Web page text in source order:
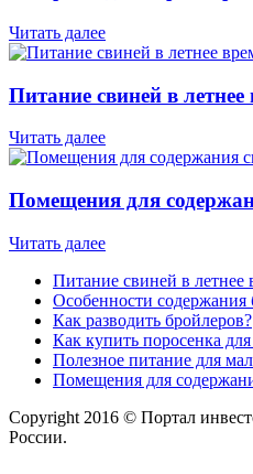
Читать далее
Питание свиней в летнее
Читать далее
Помещения для
Читать далее
Питание свиней в летнее
Особенности содержания
Как разводить бройлеров?
Как купить поросенка
Полезное питание для
Помещения для
Copyright 2016 © Портал
России.